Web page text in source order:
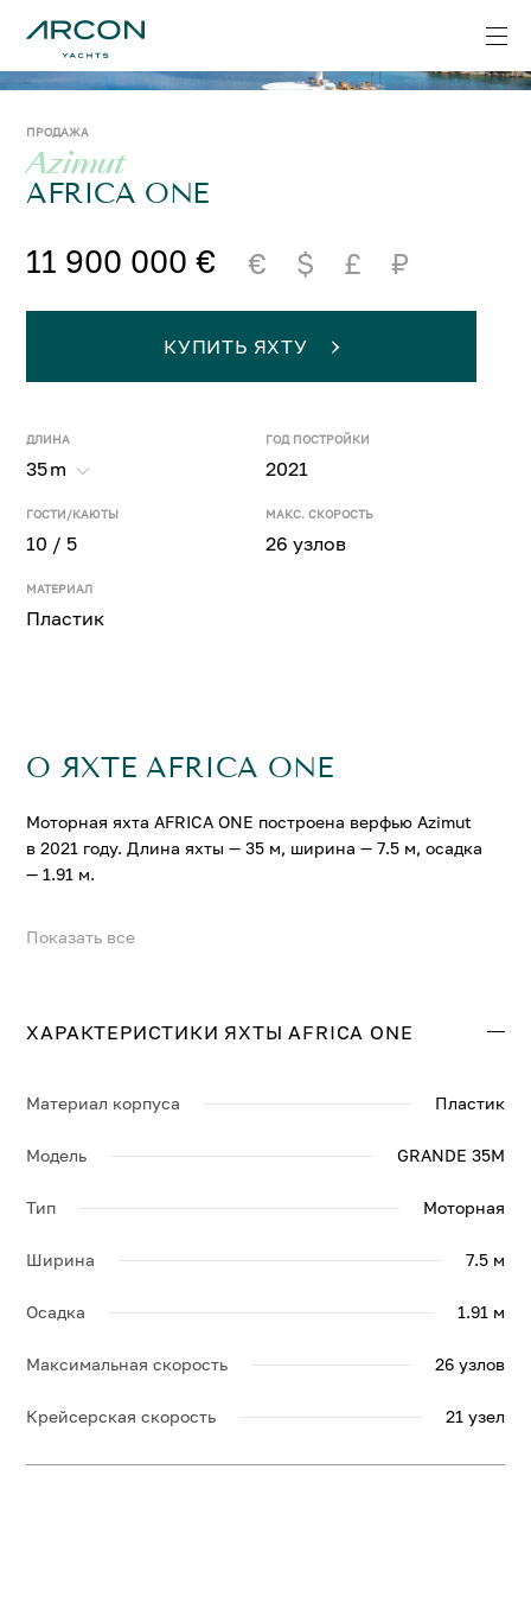
ПРОДАЖА
Azimut
AFRICA ONE
11 900 000 € € $ £ ₽
ДЛИНА
35m
ГОД ПОСТРОЙКИ
2021
ГОСТИ/КАЮТЫ
10 / 5
МАКС. СКОРОСТЬ
26 узлов
МАТЕРИАЛ
Пластик
КУПИТЬ ЯХТУ
О ЯХТЕ AFRICA ONE
Моторная яхта AFRICA ONE построена верфью Azimut
в 2021 году. Длина яхты — 35 м, ширина — 7.5 м, осадка
— 1.91 м.
На яхте AFRICA ONE можно разместить до 10 гостей в
Свяжитесь с нами, и мы вышлем больше информации
Показать все
ХАРАКТЕРИСТИКИ ЯХТЫ AFRICA ONE
Материал корпуса Пластик
Модель GRANDE 35M
Тип Моторная
Ширина 7.5 м
Осадка 1.91 м
Максимальная скорость 26 узлов
Крейсерская скорость 21 узел